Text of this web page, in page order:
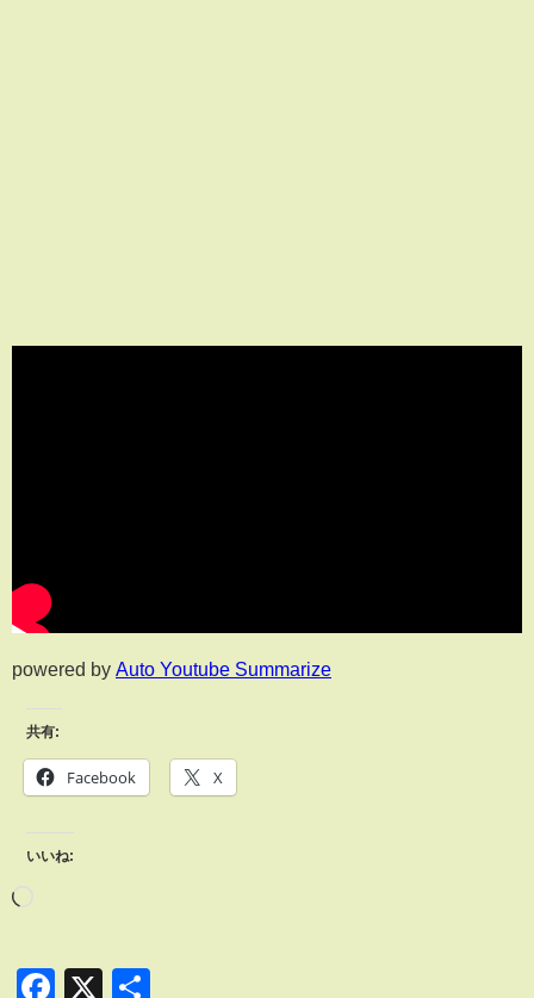
powered by Auto Youtube Summarize
共有:
Facebook X
いいね:
Facebook
X